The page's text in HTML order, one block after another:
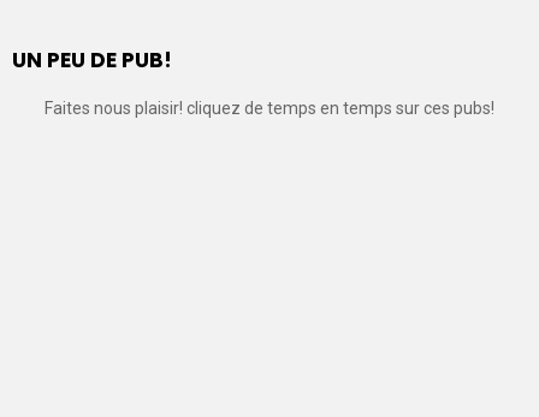
UN PEU DE PUB!
Faites nous plaisir! cliquez de temps en temps sur ces pubs!